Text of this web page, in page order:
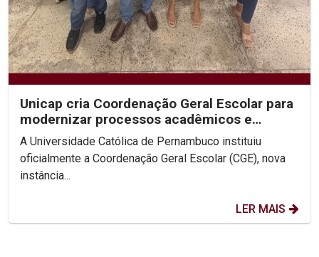
Unicap cria Coordenação Geral Escolar para
modernizar processos acadêmicos e
ampliar o uso de IA...
A Universidade Católica de Pernambuco instituiu
oficialmente a Coordenação Geral Escolar (CGE), nova
instância...
LER MAIS